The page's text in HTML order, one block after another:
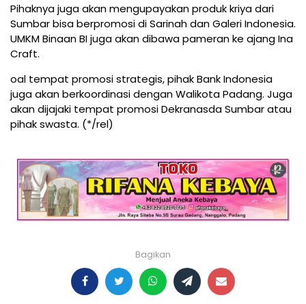
Pihaknya juga akan mengupayakan produk kriya dari
Sumbar bisa berpromosi di Sarinah dan Galeri Indonesia.
UMKM Binaan BI juga akan dibawa pameran ke ajang Ina
Craft.
oal tempat promosi strategis, pihak Bank Indonesia
juga akan berkoordinasi dengan Walikota Padang. Juga
akan dijajaki tempat promosi Dekranasda Sumbar atau
pihak swasta. (*/rel)
Bagikan